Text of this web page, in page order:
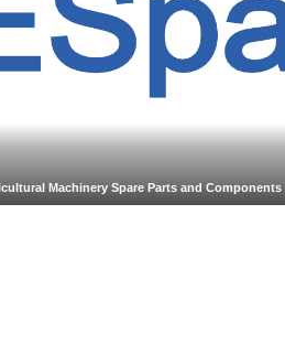
Machinery Spare Parts and Components